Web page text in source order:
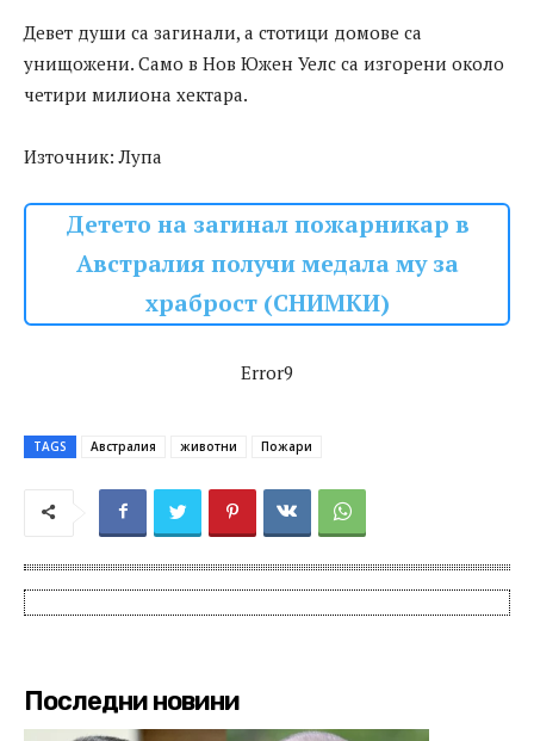
Девет души са загинали, а стотици домове са
унищожени. Само в Нов Южен Уелс са изгорени около
четири милиона хектара.
Източник: Лупа
Детето на загинал пожарникар в
Австралия получи медала му за
храброст (СНИМКИ)
Error9
TAGS Австралия животни Пожари
Последни новини